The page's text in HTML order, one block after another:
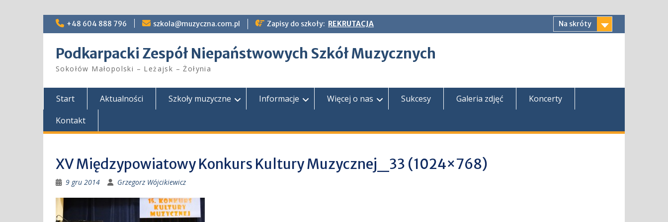
Skip
+48 604 888 796 szkola@muzyczna.com.pl Zapisy do szkoły: REKRUTACJA Na skróty
Podkarpacki Zespół Niepaństwowych Szkół Muzycznych
Sokołów Małopolski – Leżajsk – Żołynia
Start Aktualności Szkoły muzyczne Informacje Więcej o nas Sukcesy Galeria zdjęć
Koncerty
Kontakt
XV Międzypowiatowy Konkurs Kultury Muzycznej_33 (1024×768)
9 gru 2014 Grzegorz Wójcikiewicz